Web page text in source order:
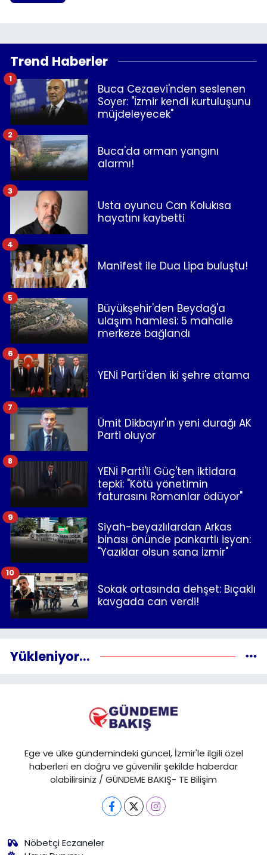
Trend Haberler
Buca Cezaevi'nden seslenen
Soyer: "İzmir kendi kurtuluşunu
müjdeleyecek"
1
Buca'da orman yangını
alarmı!
2
Usta oyuncu Can Kolukısa
hayatını kaybetti
3
Manifest ile Dua Lipa buluştu!
4
Büyükşehir'den Beydağ'a
ulaşım hamlesi: 5 mahalle
merkeze bağlandı
5
YENİ Parti'den iki şehre atama
6
Ümit Dikbayır'ın yeni durağı AK
Parti oluyor
7
YENİ Parti'li Güç'ten iktidara
tepki: "Kötü yönetimin
faturasını Romanlar ödüyor"
8
Siyah-beyazlılardan Arkas
binası önünde pankartlı isyan:
"Yazıklar olsun sana İzmir"
9
Sokak ortasında dehşet: Bıçaklı
kavgada can verdi!
10
Yükleniyor...
Ege ve ülke gündemindeki güncel, İzmir'le ilgili özel
haberleri en doğru ve güvenilir şekilde haberdar
olabilirsiniz / GÜNDEME BAKIŞ- TE Bilişim
Nöbetçi Eczaneler